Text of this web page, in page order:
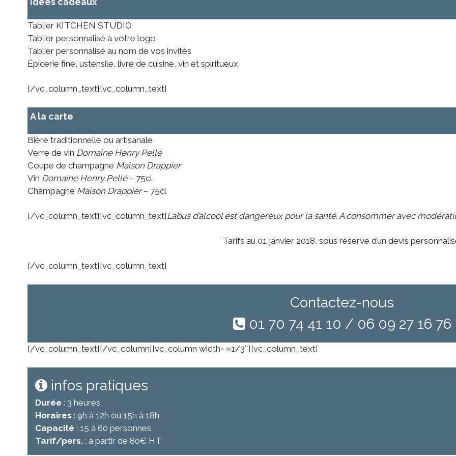
Tablier KITCHEN STUDIO
Tablier personnalisé à votre logo
Tablier personnalisé au nom de vos invités
Épicerie fine, ustensile, livre de cuisine, vin et spiritueux
[/vc_column_text][vc_column_text]
A la carte
Bière traditionnelle ou artisanale
Verre de vin Domaine Henry Pellé
Coupe de champagne Maison Drappier
Vin Domaine Henry Pellé– 75cl
Champagne Maison Drappier– 75cl
[/vc_column_text][vc_column_text]L’abus d’alcool est dangereux pour la santé. A consommer avec
Tarifs au 01 janvier 2018, sous réserve d’un devis
[/vc_column_text][vc_column_text]
Contactez-nous
01 70 74 41 10 / 06 09 27 16 76
[/vc_column_text][/vc_column][vc_column width= »1/3″][vc_column_text]
infos pratiques
Durée : 3 heures
Horaires : 9h à 12h ou 15h à 18h
Capacité : 15 à 60 personnes
Tarif/pers.: à partir de 80€ HT